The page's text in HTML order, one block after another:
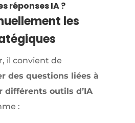
réponses IA ?
les
il convient de
des questions liées à
différents outils d’IA
: